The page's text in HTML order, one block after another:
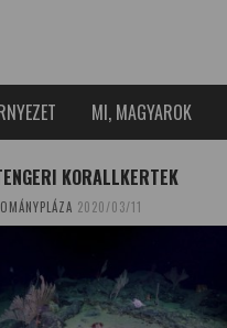
MI, MAGYAROK
KORALLKERTEK
2020/03/11